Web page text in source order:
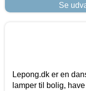
Se
Lepong.dk er en
lamper til bolig,